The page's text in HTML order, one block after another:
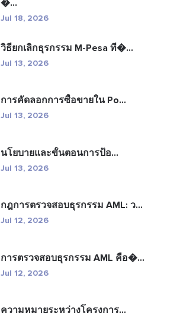
�...
Jul 18, 2026
วิธียกเลิกธุรกรรม M-Pesa ที�...
Jul 13, 2026
การคัดลอกการซื้อขายใน Po...
Jul 13, 2026
นโยบายและขั้นตอนการป้อ...
Jul 13, 2026
กฎการตรวจสอบธุรกรรม AML: ว...
Jul 12, 2026
การตรวจสอบธุรกรรม AML คือ�...
Jul 12, 2026
ความหมายระหว่างโครงการ...